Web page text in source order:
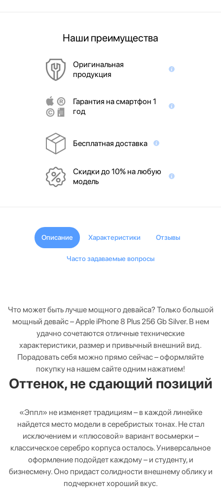
Наши преимущества
Оригинальная
продукция
Гарантия на смартфон 1
год
Бесплатная доставка
Скидки до 10% на любую
модель
Описание Характеристики Отзывы
Часто задаваемые вопросы
Что может быть лучше мощного девайса? Только большой
мощный девайс – Apple iPhone 8 Plus 256 Gb Silver. В нем
удачно сочетаются отличные технические
характеристики, размер и привычный внешний вид.
Порадовать себя можно прямо сейчас – оформляйте
покупку на нашем сайте одним нажатием!
Оттенок, не сдающий позиций
«Эппл» не изменяет традициям – в каждой линейке
найдется место модели в серебристых тонах. Не стал
исключением и «плюсовой» вариант восьмерки –
классическое серебро корпуса осталось. Универсальное
оформление подойдет каждому – и студенту, и
бизнесмену. Оно придаст солидности внешнему облику и
подчеркнет хороший вкус.